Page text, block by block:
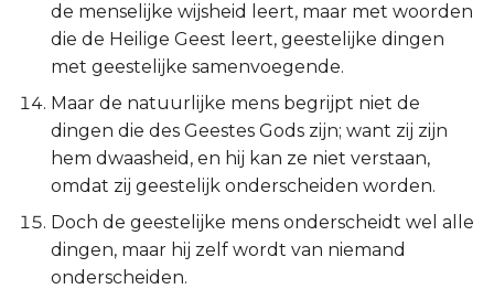
Ezechiël
Daniël
Hoséa
Joël
Amos
de menselijke wijsheid leert, maar met woorden
die de Heilige Geest leert, geestelijke dingen
met geestelijke samenvoegende.
Maar de natuurlijke mens begrijpt niet de
dingen die des Geestes Gods zijn; want zij zijn
hem dwaasheid, en hij kan ze niet verstaan,
omdat zij geestelijk onderscheiden worden.
Doch de geestelijke mens onderscheidt wel alle
dingen, maar hij zelf wordt van niemand
onderscheiden.